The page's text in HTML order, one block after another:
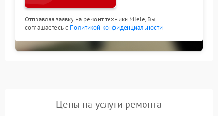
Отправляя заявку на ремонт техники Miele, Вы
соглашаетесь с Политикой конфиденциальности
Цены на услуги ремонта